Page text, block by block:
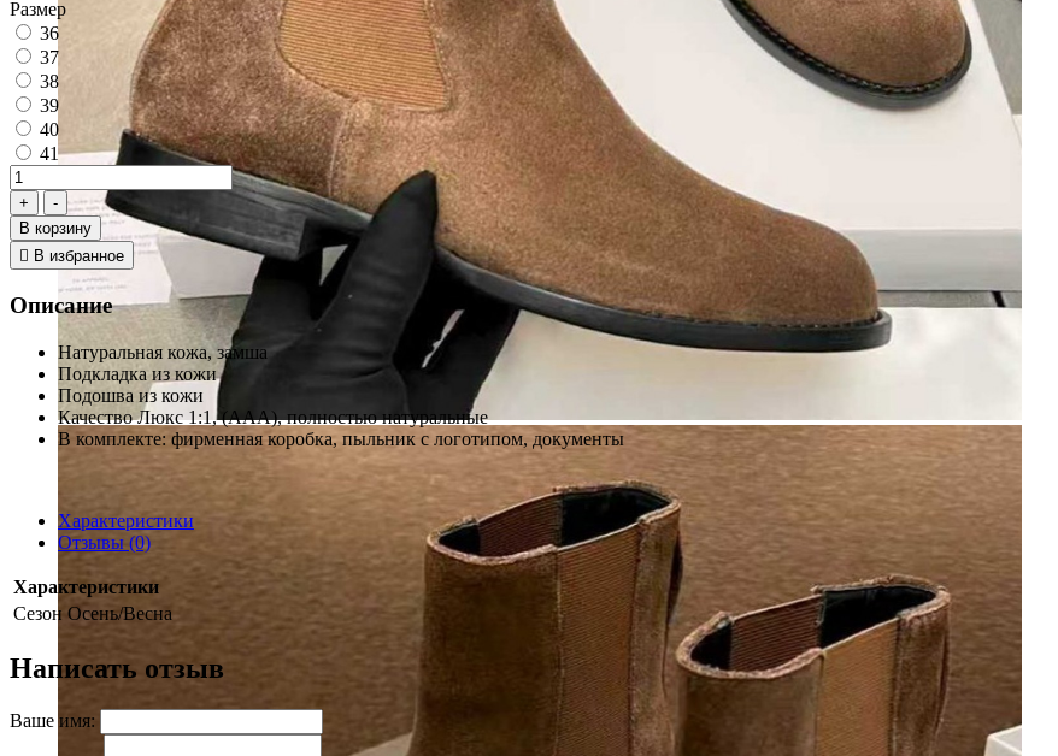
Размер
36
37
38
39
40
41
В корзину
В избранное
Описание
Натуральная кожа, замша
Подкладка из кожи
Подошва из кожи
Качество Люкс 1:1, (ААА), полностью натуральные
В комплекте: фирменная коробка, пыльник с логотипом, документы
Характеристики
Отзывы (0)
Характеристики
Сезон Осень/Весна
Написать отзыв
Ваше имя: